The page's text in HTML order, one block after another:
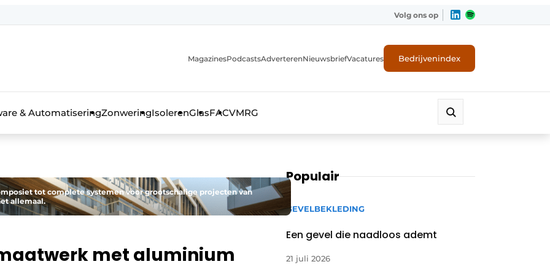
glas & daken
Volg ons op
MagazinesPodcastsAdverterenNieuwsbriefVacatures Bedrijvenindex
& AutomatiseringZonweringIsolerenGlasFACVMRG
tot complete systemen voor grootschalige projecten van
allemaal.
met aluminium
Populair
GEVELBEKLEDING
Een gevel die naadloos ademt
21 juli 2026